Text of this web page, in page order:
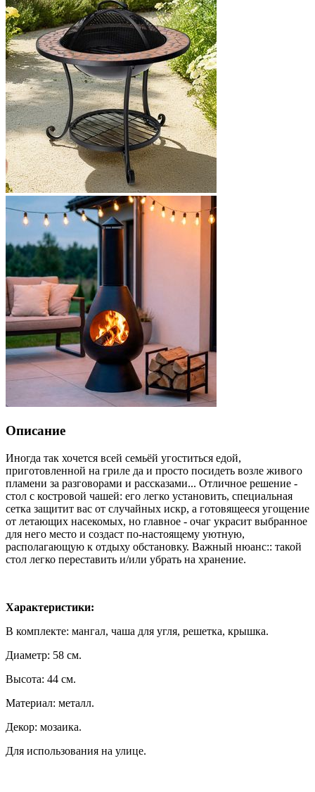
Описание
Иногда так хочется всей семьёй угоститься едой,
приготовленной на гриле да и просто посидеть возле живого
пламени за разговорами и рассказами... Отличное решение -
стол с костровой чашей: его легко установить, специальная
сетка защитит вас от случайных искр, а готовящееся угощение
от летающих насекомых, но главное - очаг украсит выбранное
для него место и создаст по-настоящему уютную,
располагающую к отдыху обстановку. Важный нюанс:: такой
стол легко переставить и/или убрать на хранение.
Характеристики:
В комплекте: мангал, чаша для угля, решетка, крышка.
Диаметр: 58 см.
Высота: 44 см.
Материал: металл.
Декор: мозаика.
Для использования на улице.